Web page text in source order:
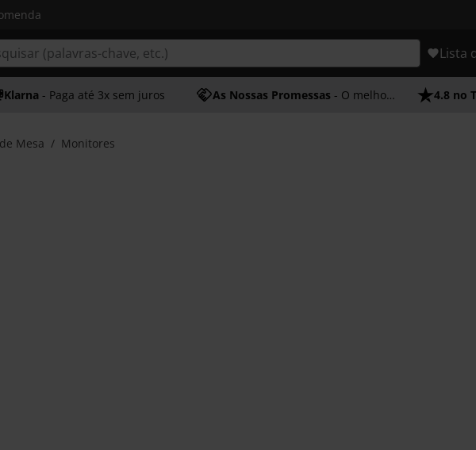
Lista
Klarna - Paga até 3x sem juros As Nossas Promessas - O melhor atendimento 4.8 no
Mesa Monitores